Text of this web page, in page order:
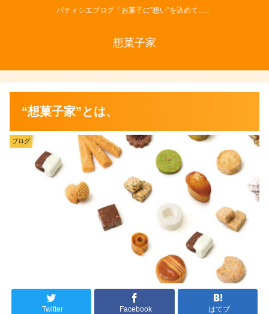
パティシエブログ「お菓子に”想い”を込めて…」
想菓子家
“想菓子家”とは、
ブログ
Twitter Facebook はてブ